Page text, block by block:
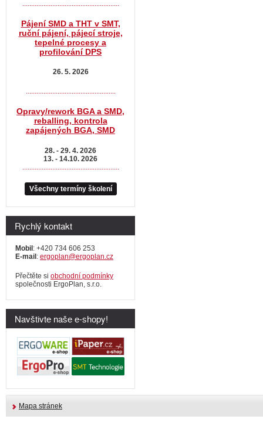
Pájení SMD a THT v SMT,
ruční pájení, pájecí stroje,
tepelné procesy a
profilování DPS
26. 5. 2026
...................................................
Opravy/rework BGA a SMD,
reballing, kontrola
zapájených BGA, SMD
28. - 29. 4. 2026
13. - 14.10. 2026
Všechny termíny školení
Rychlý kontakt
Mobil: +420 734 606 253
E-mail: ergoplan@ergoplan.cz
Přečtěte si obchodní podmínky
společnosti ErgoPlan, s.r.o.
Navštivte naše e-shopy!
Mapa stránek